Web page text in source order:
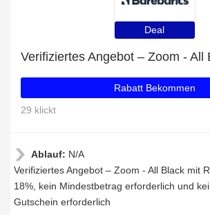
Deal
Rabatt Bekommen
29 klickt
Ablauf: N/A
Verifiziertes Angebot – Zoom - All Black mit
18%, kein Mindestbetrag erforderlich und
Gutschein erforderlich